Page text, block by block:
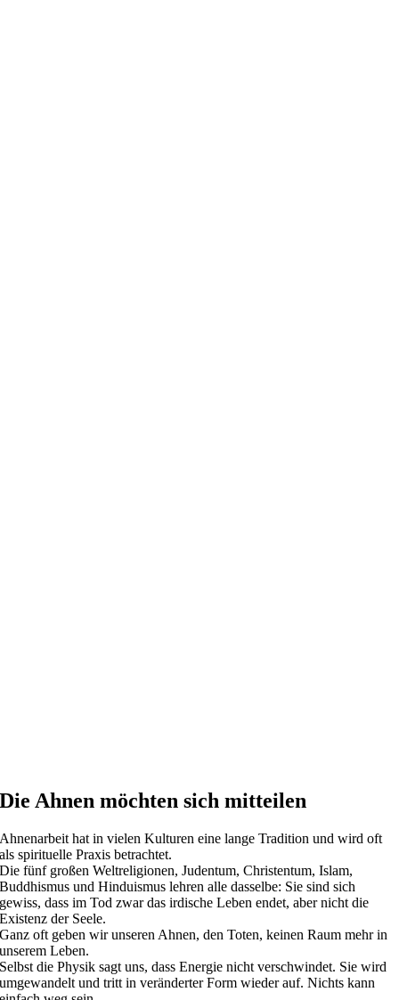
Die Ahnen möchten sich mitteilen
Ahnenarbeit hat in vielen Kulturen eine lange Tradition und wird oft
als spirituelle Praxis betrachtet.
Die fünf großen Weltreligionen, Judentum, Christentum, Islam,
Buddhismus und Hinduismus lehren alle dasselbe: Sie sind sich
gewiss, dass im Tod zwar das irdische Leben endet, aber nicht die
Existenz der Seele.
Ganz oft geben wir unseren Ahnen, den Toten, keinen Raum mehr in
unserem Leben.
Selbst die Physik sagt uns, dass Energie nicht verschwindet. Sie wird
umgewandelt und tritt in veränderter Form wieder auf. Nichts kann